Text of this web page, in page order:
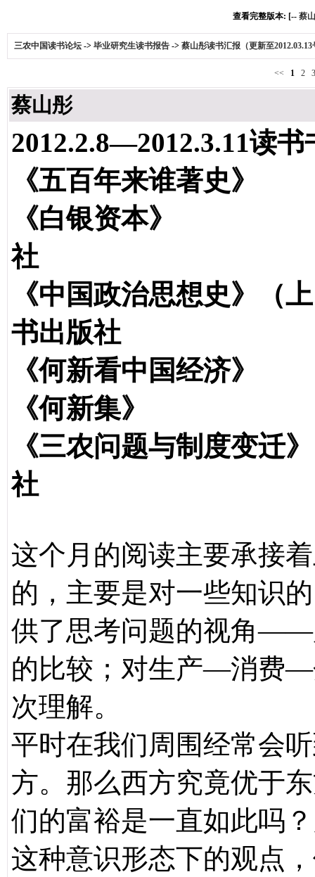
查看完整版本: [-- 蔡
三农中国读书论坛 -> 毕业研究生读书报告 -> 蔡山彤读书汇报（更新至2012.03.13
<< 1 2
蔡山彤
2012.2.8—2012.3.11读书
《五百年来谁著史
《白银资本》 贡
社
《中国政治思想史》
书出版社
《何新看中国经
《何新集》
《三农问题与制度
社
这个月的阅读主要承接
的，主要是对一些知识
供了思考问题的视角——
的比较；对生产—消费
次理解。
平时在我们周围经常会
方。那么西方究竟优于
们的富裕是一直如此吗
这种意识形态下的观点